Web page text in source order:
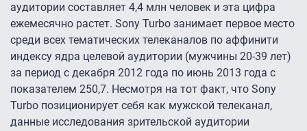
аудитории составляет 4,4 млн человек и эта цифра
ежемесячно растет. Sony Turbo занимает первое место
среди всех тематических телеканалов по аффинити
индексу ядра целевой аудитории (мужчины 20-39 лет)
за период с декабря 2012 года по июнь 2013 года с
показателем 250,7. Несмотря на тот факт, что Sony
Turbo позиционирует себя как мужской телеканал,
данные исследования зрительской аудитории